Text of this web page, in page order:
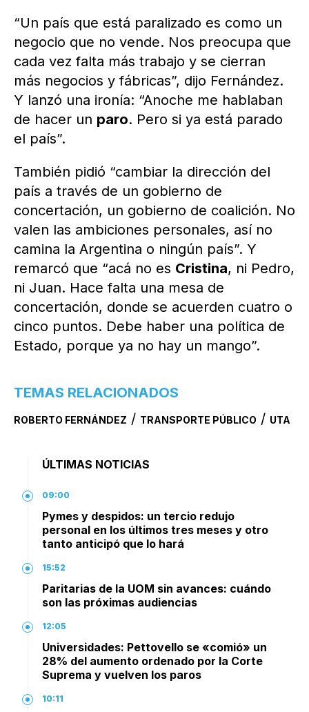
“Un país que está paralizado es como un
negocio que no vende. Nos preocupa que
cada vez falta más trabajo y se cierran
más negocios y fábricas”, dijo Fernández.
Y lanzó una ironía: “Anoche me hablaban
de hacer un paro. Pero si ya está parado
el país”.
También pidió “cambiar la dirección del
país a través de un gobierno de
concertación, un gobierno de coalición. No
valen las ambiciones personales, así no
camina la Argentina o ningún país”. Y
remarcó que “acá no es Cristina, ni Pedro,
ni Juan. Hace falta una mesa de
concertación, donde se acuerden cuatro o
cinco puntos. Debe haber una política de
Estado, porque ya no hay un mango”.
TEMAS RELACIONADOS
ROBERTO FERNÁNDEZ / TRANSPORTE PÚBLICO / UTA
ÚLTIMAS NOTICIAS
09:00
Pymes y despidos: un tercio redujo
personal en los últimos tres meses y otro
tanto anticipó que lo hará
15:52
Paritarias de la UOM sin avances: cuándo
son las próximas audiencias
12:05
Universidades: Pettovello se «comió» un
28% del aumento ordenado por la Corte
Suprema y vuelven los paros
10:11